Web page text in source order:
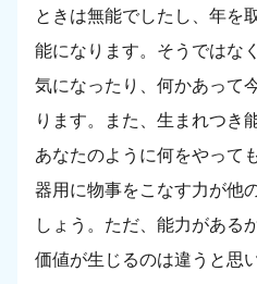
ときは無能でしたし、年を
能になります。そうではな
気になったり、何かあって
ります。また、生まれつき
あなたのように何をやって
器用に物事をこなす力が他
しょう。ただ、能力がある
価値が生じるのは違うと思